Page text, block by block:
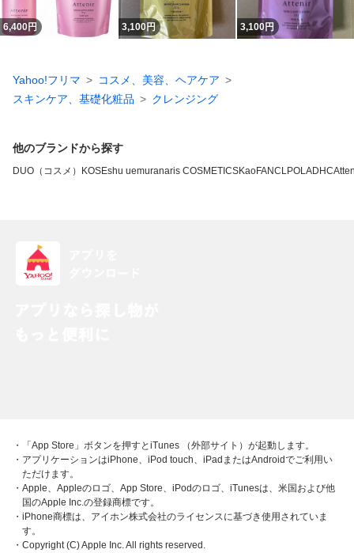
6,400円 3,100円 3,100円
Yahoo!フリマ
コスメ、美容、ヘアケア
スキンケア、基礎化粧品
クレンジング
他のブランドから探す
DUO（コスメ） KOSEshu uemuranaris COSMETICSKaoFANCLPOLADHC
・「App Store」ボタンを押すとiTunes （外部サイト）が起動します。
・アプリケーションはiPhone、iPod touch、iPadまたはAndroidでご利用い
ただけます。
・Apple、Appleのロゴ、App Store、iPodのロゴ、iTunesは、米国および他
国のApple Inc.の登録商標です。
・iPhone商標は、アイホン株式会社のライセンスに基づき使用されていま
す。
・Copyright (C) Apple Inc. All rights reserved.